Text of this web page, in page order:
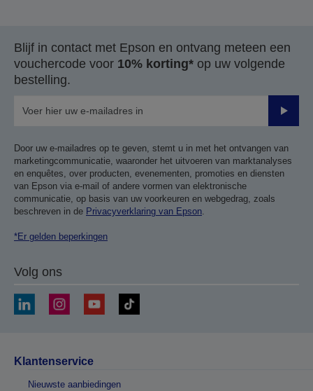
Blijf in contact met Epson en ontvang meteen een
vouchercode voor 10% korting* op uw volgende
bestelling.
Door uw e-mailadres op te geven, stemt u in met het ontvangen van
marketingcommunicatie, waaronder het uitvoeren van marktanalyses
en enquêtes, over producten, evenementen, promoties en diensten
van Epson via e-mail of andere vormen van elektronische
communicatie, op basis van uw voorkeuren en webgedrag, zoals
beschreven in de Privacyverklaring van Epson.
*Er gelden beperkingen
Volg ons
Klantenservice
Nieuwste aanbiedingen